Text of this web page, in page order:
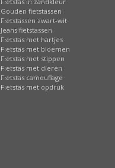
Gouden fietstassen
Fietstassen zwart-wit
Jeans fietstassen
Fietstas met hartjes
Fietstas met bloemen
Fietstas met stippen
Fietstas met dieren
Fietstas camouflage
Fietstas met opdruk